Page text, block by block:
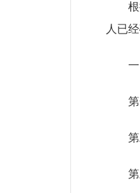
根据
人已
一
第一
第二
第三